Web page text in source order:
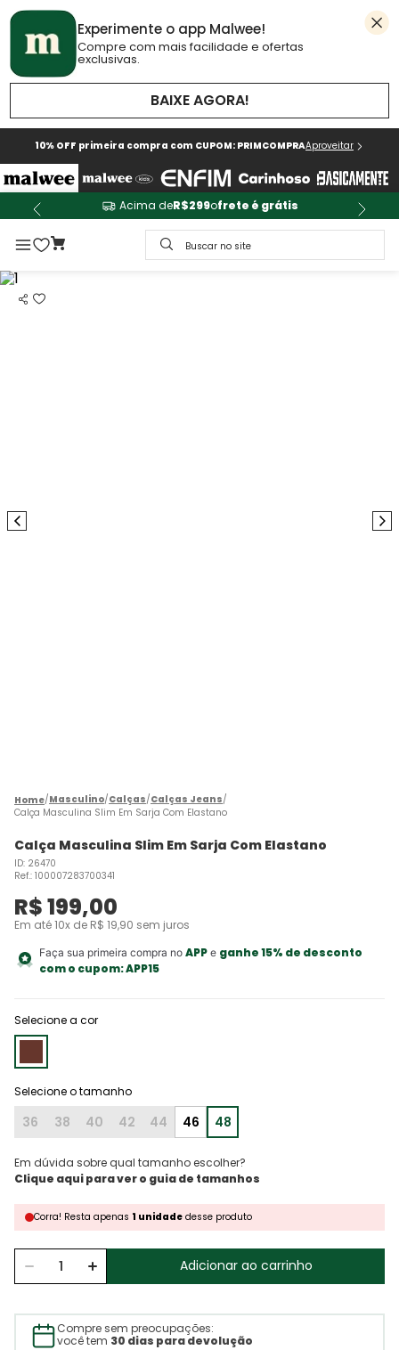
Experimente o app Malwee!
Compre com mais facilidade e ofertas
exclusivas.
BAIXE AGORA!
10% OFF primeira compra com CUPOM: PRIMCOMPRAAproveitar
Acima deR$299ofrete é grátis
Buscar no site
Masculino Calças Calças Jeans
Calça Masculina Slim Em Sarja Com Elastano
Calça Masculina Slim Em Sarja Com Elastano
ID: 26470
Ref.: 100007283700341
R$199,00
Em até10x de R$ 19,90 sem juros
Faça sua primeira compra no APPe ganhe 15% de desconto
com o cupom:APP15
Selecione a cor
36 38 40 42 44 46 48
Em dúvida sobre qual tamanho escolher?
Corra! Resta apenas 1 unidade desse produto
Adicionar ao carrinho
Compre sem preocupações:
você tem 30 dias para devolução